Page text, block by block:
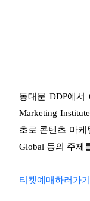
동대문 DDP에서
Marketing
초로 콘텐츠 마케
Global 등의 주제
티켓예매하러가